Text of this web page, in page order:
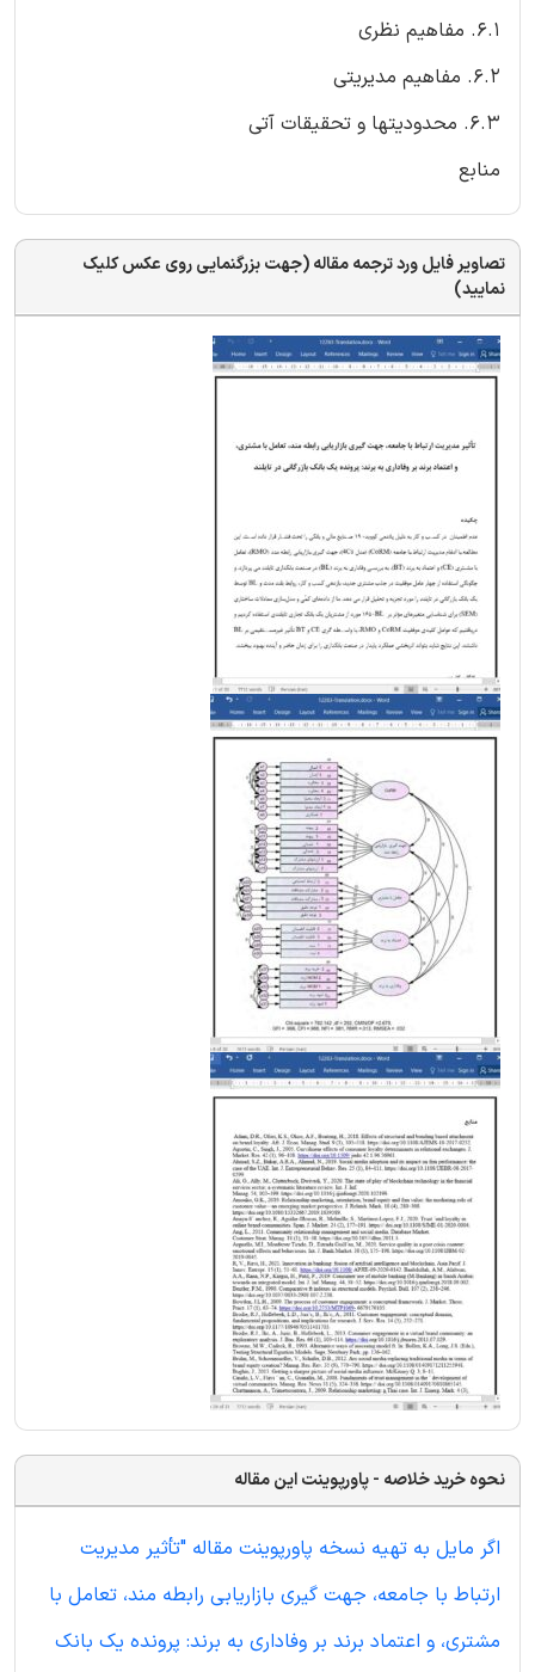
6.1. مفاهیم نظری
6.2. مفاهیم مدیریتی
6.3. محدودیتها و تحقیقات آتی
منابع
تصاویر فایل ورد ترجمه مقاله (جهت بزرگنمایی روی عکس کلیک
نمایید)
نحوه خرید خلاصه - پاورپوینت این مقاله
اگر مایل به تهیه نسخه پاورپوینت مقاله "تأثیر مدیریت
ارتباط با جامعه، جهت گیری بازاریابی رابطه مند، تعامل با
مشتری، و اعتماد برند بر وفاداری به برند: پرونده یک بانک